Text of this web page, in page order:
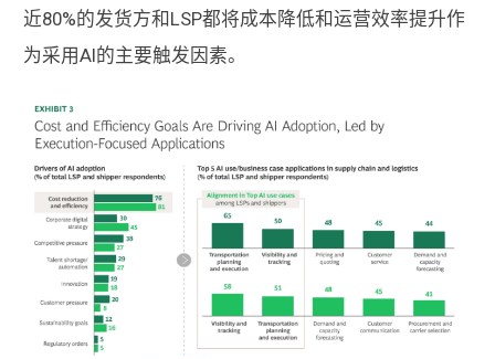
近80%的发货方和LSP都将成本降低和运营效率提升作
为采用AI的主要触发因素。